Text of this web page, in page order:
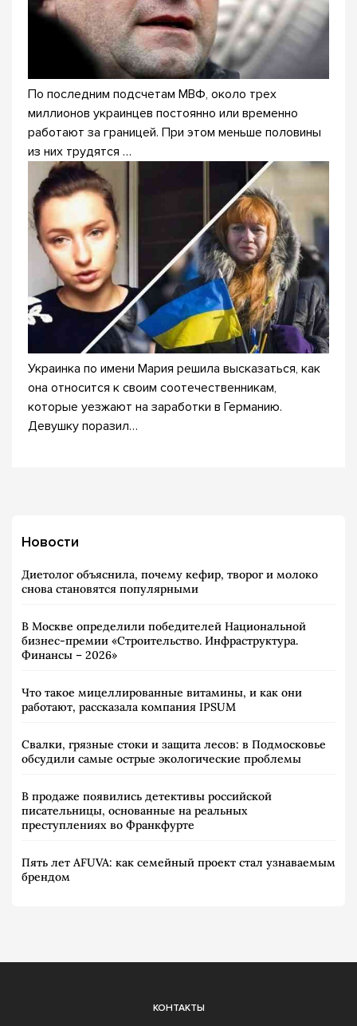
По последним подсчетам МВФ, около трех
миллионов украинцев постоянно или временно
работают за границей. При этом меньше половины
из них трудятся …
Украинка по имени Мария решила высказаться, как
она относится к своим соотечественникам,
которые уезжают на заработки в Германию.
Девушку поразил…
Новости
Диетолог объяснила, почему кефир, творог и молоко
снова становятся популярными
В Москве определили победителей Национальной
бизнес-премии «Строительство. Инфраструктура.
Финансы – 2026»
Что такое мицеллированные витамины, и как они
работают, рассказала компания IPSUM
Свалки, грязные стоки и защита лесов: в Подмосковье
обсудили самые острые экологические проблемы
В продаже появились детективы российской
писательницы, основанные на реальных
преступлениях во Франкфурте
Пять лет AFUVA: как семейный проект стал узнаваемым
брендом
КОНТАКТЫ